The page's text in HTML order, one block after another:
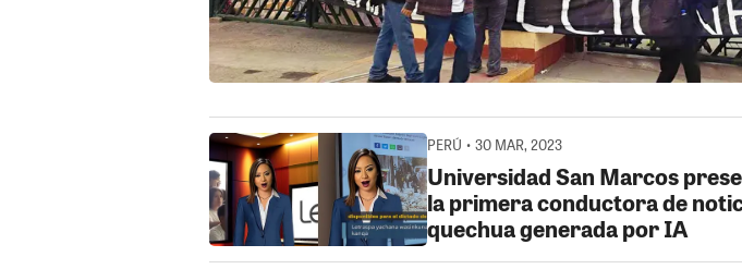
PERÚ • 30 MAR, 2023
Universidad San Marcos
la primera conductora de
quechua generada por IA